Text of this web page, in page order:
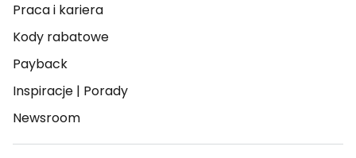
Praca i kariera
Kody rabatowe
Payback
Inspiracje | Porady
Newsroom